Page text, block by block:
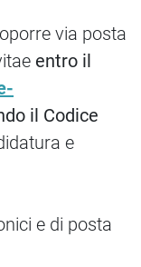
via posta
entro il
il Codice
e
e di posta